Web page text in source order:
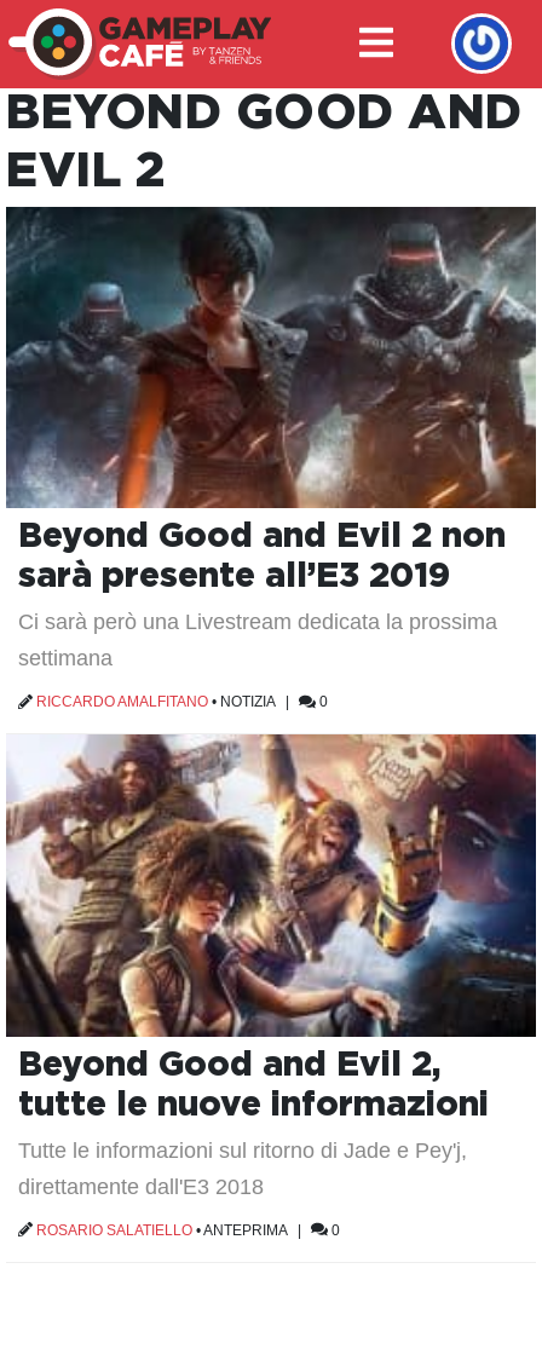
BEYOND GOOD AND
EVIL 2
Beyond Good and Evil 2 non
sarà presente all’E3 2019
Ci sarà però una Livestream dedicata la prossima
settimana
RICCARDO AMALFITANO • NOTIZIA| 0
Beyond Good and Evil 2,
tutte le nuove informazioni
Tutte le informazioni sul ritorno di Jade e Pey'j,
direttamente dall'E3 2018
ROSARIO SALATIELLO •ANTEPRIMA| 0